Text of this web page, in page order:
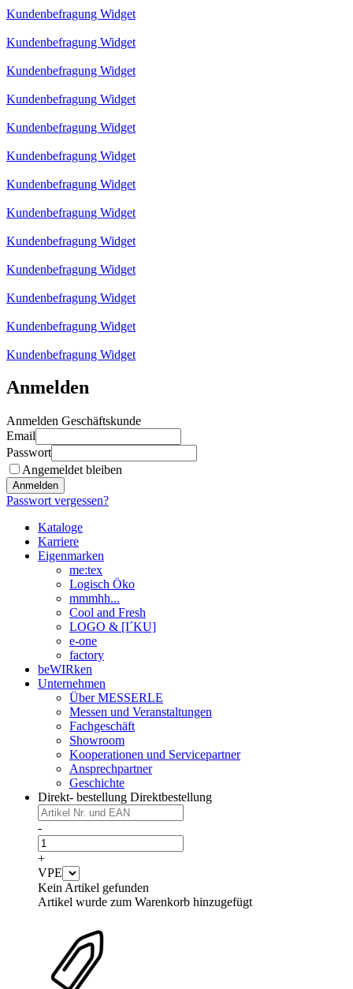
Kundenbefragung Widget
Kundenbefragung Widget
Kundenbefragung Widget
Kundenbefragung Widget
Kundenbefragung Widget
Kundenbefragung Widget
Kundenbefragung Widget
Kundenbefragung Widget
Kundenbefragung Widget
Kundenbefragung Widget
Kundenbefragung Widget
Kundenbefragung Widget
Kundenbefragung Widget
Anmelden
Anmelden Geschäftskunde
Email
Passwort
Angemeldet bleiben
Anmelden
Passwort vergessen?
Kataloge
Karriere
Eigenmarken
me:tex
Logisch Öko
mmmhh...
Cool and Fresh
LOGO & [I´KU]
e-one
factory
beWIRken
Unternehmen
Über MESSERLE
Messen und Veranstaltungen
Fachgeschäft
Showroom
Kooperationen und Servicepartner
Ansprechpartner
Geschichte
Direkt- bestellung Direktbestellung
-
+
VPE
Kein Artikel gefunden
Artikel wurde zum Warenkorb hinzugefügt